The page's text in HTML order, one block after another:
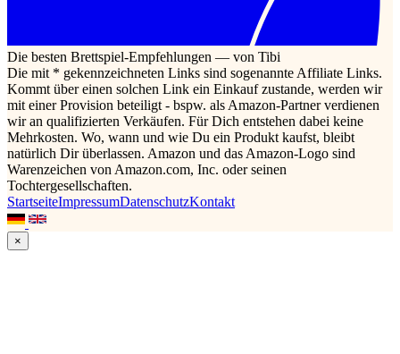
Die besten Brettspiel-Empfehlungen — von Tibi
Die mit * gekennzeichneten Links sind sogenannte Affiliate Links.
Kommt über einen solchen Link ein Einkauf zustande, werden wir
mit einer Provision beteiligt - bspw. als Amazon-Partner verdienen
wir an qualifizierten Verkäufen. Für Dich entstehen dabei keine
Mehrkosten. Wo, wann und wie Du ein Produkt kaufst, bleibt
natürlich Dir überlassen. Amazon und das Amazon-Logo sind
Warenzeichen von Amazon.com, Inc. oder seinen
Tochtergesellschaften.
StartseiteImpressumDatenschutzKontakt
×